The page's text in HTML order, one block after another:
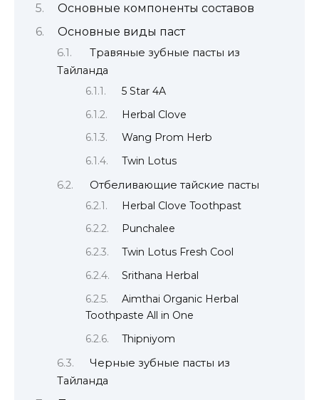
Основные компоненты составов
Основные виды паст
Травяные зубные пасты из
Тайланда
5 Star 4A
Herbal Clove
Wang Prom Herb
Twin Lotus
Отбеливающие тайские пасты
Herbal Clove Toothpast
Punchalee
Twin Lotus Fresh Cool
Srithana Herbal
Aimthai Organic Herbal
Toothpaste All in One
Thipniyom
Черные зубные пасты из
Тайланда